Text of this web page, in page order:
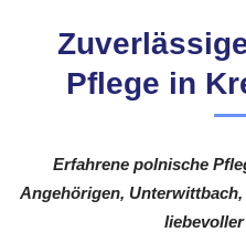
Pflege in
Erfahrene polnische
Angehörigen,